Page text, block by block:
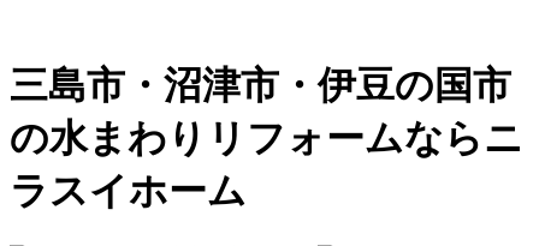
三島市・沼津市・伊豆の国市
の水まわりリフォームならニ
ラスイホーム